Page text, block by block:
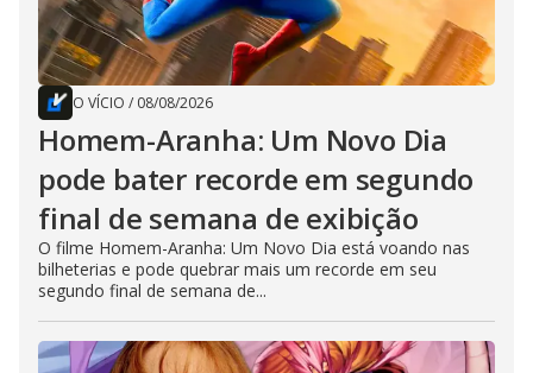
O VÍCIO / 08/08/2026
Homem-Aranha: Um Novo Dia
pode bater recorde em segundo
final de semana de exibição
O filme Homem-Aranha: Um Novo Dia está voando nas
bilheterias e pode quebrar mais um recorde em seu
segundo final de semana de...